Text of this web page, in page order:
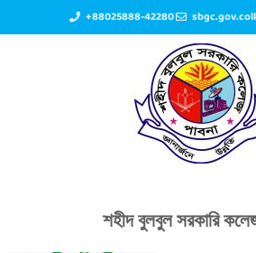
+88025888-42280
শহীদ বুলবুল সরকারি